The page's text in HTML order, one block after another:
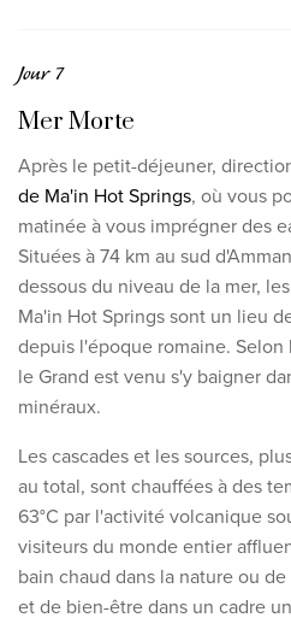
Jour 7
Mer Morte
Après le petit-déjeuner,
de Ma'in Hot Springs, où vous
matinée à vous imprégner des
Situées à 74 km au sud
dessous du niveau de la mer,
Ma'in Hot Springs sont un lieu
depuis l'époque romaine.
le Grand est venu s'y baigner
minéraux.
Les cascades et les sources,
au total, sont chauffées à des
63°C par l'activité volcanique
visiteurs du monde entier
bain chaud dans la nature ou
et de bien-être dans un cadre